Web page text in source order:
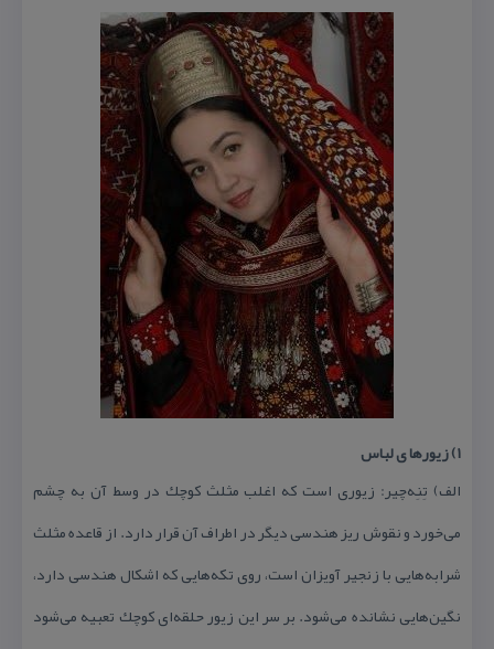
۱) زیورها ی لباس
الف) تِنِه‌چیر: زیوری است كه اغلب مثلث كوچك در وسط آن به چشم
می‌خورد و نقوش ریز هندسی دیگر در اطراف آن قرار دارد. از قاعده مثلث
شرابه‌هایی با زنجیر آویزان است، روی تكه‌هایی كه اشكال هندسی دارد،
نگین‌هایی نشانده می‌شود. بر سر این زیور حلقه‌ای كوچك تعبیه می‌شود